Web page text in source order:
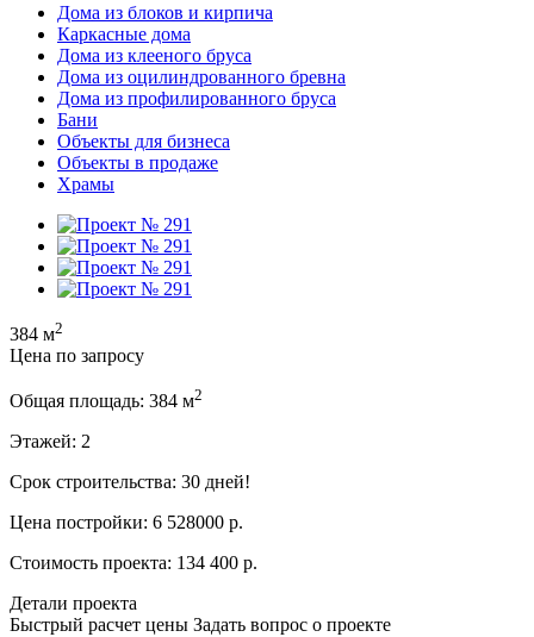
Дома из блоков и кирпича
Каркасные дома
Дома из клееного бруса
Дома из оцилиндрованного бревна
Дома из профилированного бруса
Бани
Объекты для бизнеса
Объекты в продаже
Храмы
384 м2
Цена по запросу
Общая площадь: 384 м2
Этажей: 2
Срок строительства: 30 дней!
Цена постройки: 6 528000 р.
Стоимость проекта: 134 400 р.
Детали проекта
Быстрый расчет цены Задать вопрос о проекте